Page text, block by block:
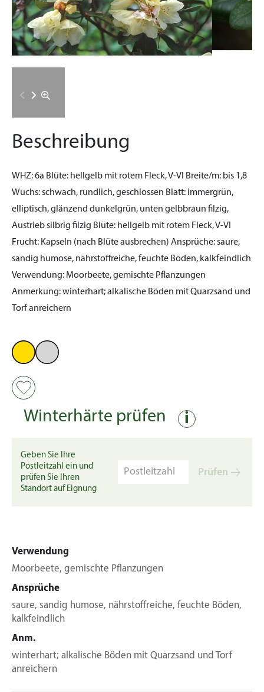
Beschreibung
WHZ:6a Blüte: hellgelb mit rotem Fleck, V-VI Breite/m: bis 1,8
Wuchs:schwach, rundlich, geschlossen Blatt: immergrün,
elliptisch, glänzend dunkelgrün, unten gelbbraun filzig,
Austrieb silbrig filzig Blüte: hellgelb mit rotem Fleck, V-VI
Frucht: Kapseln (nach Blüte ausbrechen) Ansprüche:saure,
sandig humose, nährstoffreiche, feuchte Böden, kalkfeindlich
Verwendung: Moorbeete, gemischte Pflanzungen
Anmerkung:winterhart; alkalische Böden mit Quarzsand und
Torf anreichern
Winterhärte prüfen i
Geben Sie Ihre
Postleitzahl ein und
prüfen Sie Ihren
Standort auf Eignung
Prüfen
Verwendung
Moorbeete, gemischte Pflanzungen
Ansprüche
saure, sandig humose, nährstoffreiche, feuchte Böden,
kalkfeindlich
Anm.
winterhart; alkalische Böden mit Quarzsand und Torf
anreichern